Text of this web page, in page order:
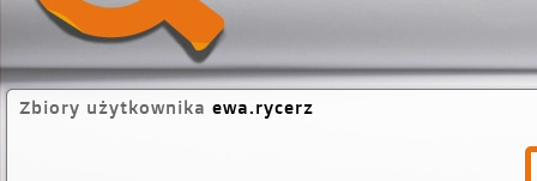
Zbiory użytkownika ewa.rycerz